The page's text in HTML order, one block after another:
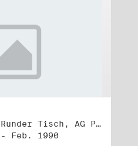
Titel: Zentraler Runder Tisch, AG Parteien- und Vereinigungsgesetz
Feb. 1990